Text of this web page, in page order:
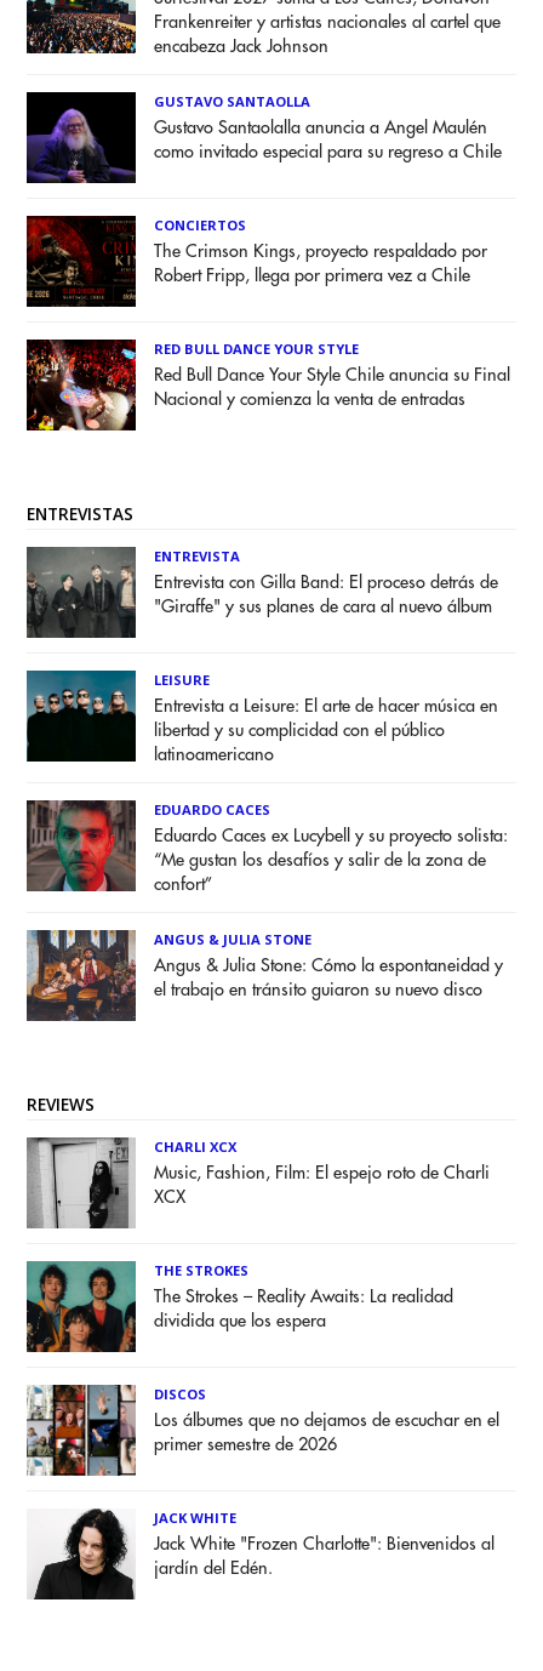
Frankenreiter y artistas nacionales al cartel que
encabeza Jack Johnson
GUSTAVO SANTAOLLA
Gustavo Santaolalla anuncia a Angel Maulén
como invitado especial para su regreso a Chile
CONCIERTOS
The Crimson Kings, proyecto respaldado por
Robert Fripp, llega por primera vez a Chile
RED BULL DANCE YOUR STYLE
Red Bull Dance Your Style Chile anuncia su Final
Nacional y comienza la venta de entradas
ENTREVISTAS
ENTREVISTA
Entrevista con Gilla Band: El proceso detrás de
"Giraffe" y sus planes de cara al nuevo álbum
LEISURE
Entrevista a Leisure: El arte de hacer música en
libertad y su complicidad con el público
latinoamericano
EDUARDO CACES
Eduardo Caces ex Lucybell y su proyecto solista:
“Me gustan los desafíos y salir de la zona de
confort”
ANGUS & JULIA STONE
Angus & Julia Stone: Cómo la espontaneidad y
el trabajo en tránsito guiaron su nuevo disco
REVIEWS
CHARLI XCX
Music, Fashion, Film: El espejo roto de Charli
XCX
THE STROKES
The Strokes – Reality Awaits: La realidad
dividida que los espera
DISCOS
Los álbumes que no dejamos de escuchar en el
primer semestre de 2026
JACK WHITE
Jack White "Frozen Charlotte": Bienvenidos al
jardín del Edén.